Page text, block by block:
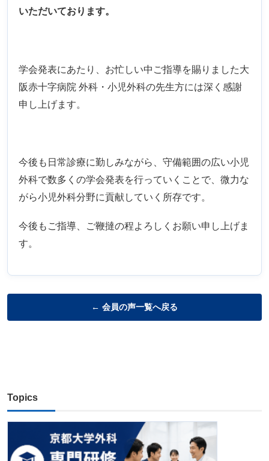
いただいております。
学会発表にあたり、お忙しい中ご指導を賜りました大
阪赤十字病院 外科・小児外科の先生方には深く感謝
申し上げます。
今後も日常診療に勤しみながら、守備範囲の広い小児
外科で数多くの学会発表を行っていくことで、微力な
がら小児外科分野に貢献していく所存です。
今後もご指導、ご鞭撻の程よろしくお願い申し上げま
す。
会員の声一覧へ戻る
Topics